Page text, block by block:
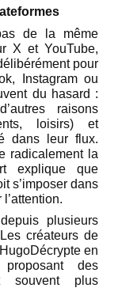
de la même
X et YouTube,
pour
Instagram ou
du hasard :
raisons
loisirs) et
dans leur flux.
radicalement la
explique que
s’imposer dans
plusieurs
créateurs de
en
des
souvent plus